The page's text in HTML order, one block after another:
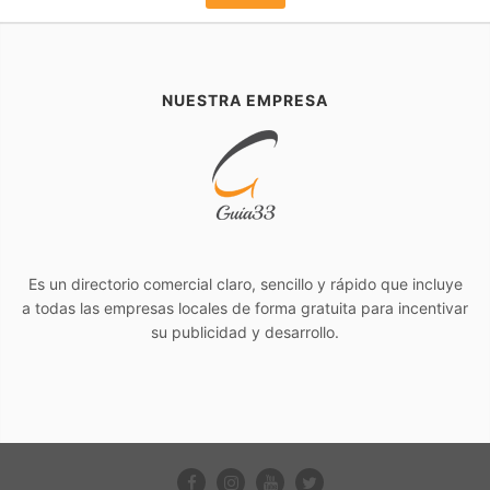
NUESTRA EMPRESA
Es un directorio comercial claro, sencillo y rápido que incluye
a todas las empresas locales de forma gratuita para incentivar
su publicidad y desarrollo.